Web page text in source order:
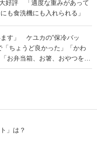
大好評 「適度な重みがあって
も食洗機にも入れられる」
ます」 ケユカの“保冷バッ
ちょうど良かった」「かわ
お弁当箱、お箸、おやつを入
」は？